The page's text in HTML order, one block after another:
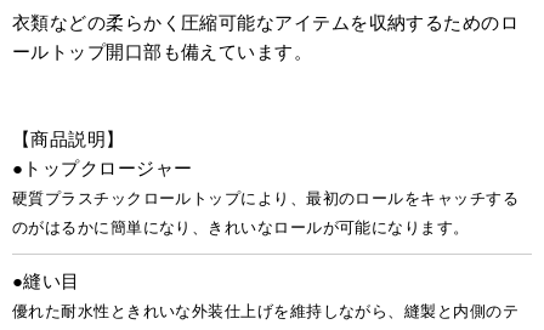
衣類などの柔らかく圧縮可能なアイテムを収納するためのロ
ールトップ開口部も備えています。
【商品説明】
●トップクロージャー
硬質プラスチックロールトップにより、最初のロールをキャッチする
のがはるかに簡単になり、きれいなロールが可能になります。
●縫い目
優れた耐水性ときれいな外装仕上げを維持しながら、縫製と内側のテ